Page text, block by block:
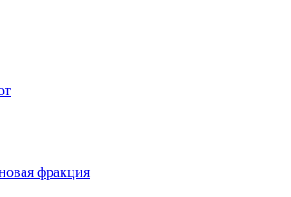
фракция